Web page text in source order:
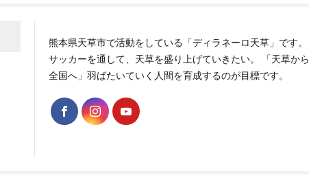
熊本県天草市で活動をしている「ディラネーロ天草」です。
サッカーを通して、天草を盛り上げていきたい。 「天草から
全国へ」羽ばたいていく人間を育成するのが目標です。